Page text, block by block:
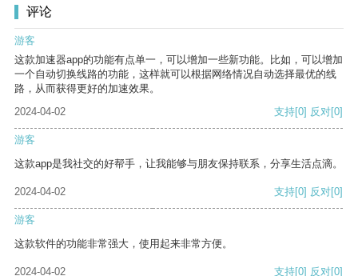
评论
游客
这款加速器app的功能有点单一，可以增加一些新功能。比如，可以增加
一个自动切换线路的功能，这样就可以根据网络情况自动选择最优的线
路，从而获得更好的加速效果。
2024-04-02
支持[0] 反对[0]
游客
这款app是我社交的好帮手，让我能够与朋友保持联系，分享生活点滴。
2024-04-02 支持[0] 反对[0]
游客
这款软件的功能非常强大，使用起来非常方便。
2024-04-02 支持[0] 反对[0]